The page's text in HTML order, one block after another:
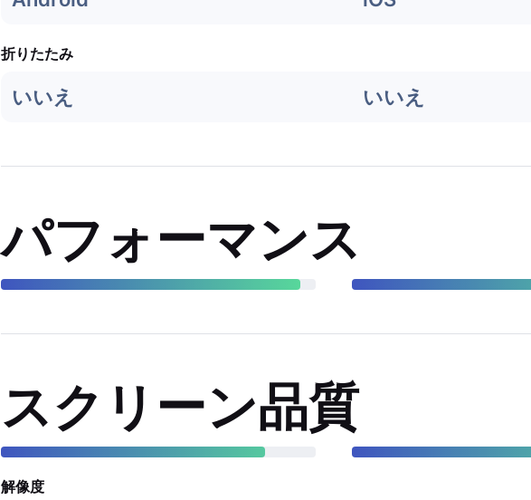
折りたたみ
いいえ いいえ
パフォーマンス
スクリーン品質
解像度